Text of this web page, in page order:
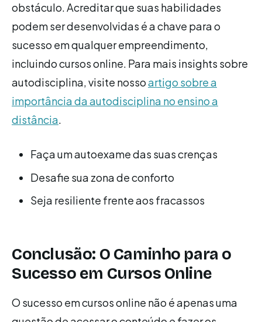
obstáculo. Acreditar que suas habilidades
podem ser desenvolvidas é a chave para o
sucesso em qualquer empreendimento,
incluindo cursos online. Para mais insights sobre
autodisciplina, visite nossoartigo sobre a
importância da autodisciplina no ensino a
distância.
Faça um autoexame das suas crenças
Desafie sua zona de conforto
Seja resiliente frente aos fracassos
Conclusão: O Caminho para o
Sucesso em Cursos Online
O sucesso em cursos online não é apenas uma